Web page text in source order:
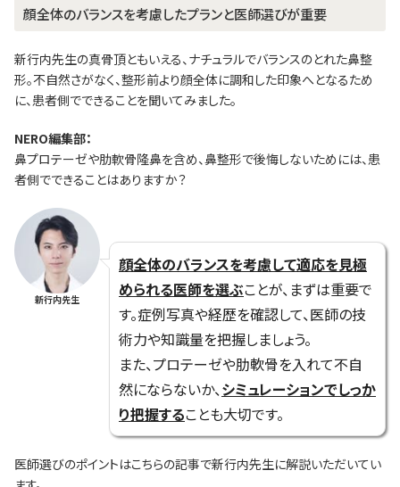
顔全体のバランスを考慮したプランと医師選びが重要
新行内先生の真骨頂ともいえる、ナチュラルでバランスのとれた鼻整
形。不自然さがなく、整形前より顔全体に調和した印象へとなるため
に、患者側でできることを聞いてみました。
NERO編集部：
鼻プロテーゼや肋軟骨隆鼻を含め、鼻整形で後悔しないためには、患
者側でできることはありますか？
新行内先生
顔全体のバランスを考慮して適応を見極
められる医師を選ぶことが、まずは重要で
す。症例写真や経歴を確認して、医師の技
術力や知識量を把握しましょう。
また、プロテーゼや肋軟骨を入れて不自
然にならないか、シミュレーションでしっか
り把握することも大切です。
医師選びのポイントはこちらの記事で新行内先生に解説いただいてい